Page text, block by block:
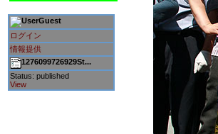
Guest
ログイン
情報提供
1276099726929St...
Status: published
View